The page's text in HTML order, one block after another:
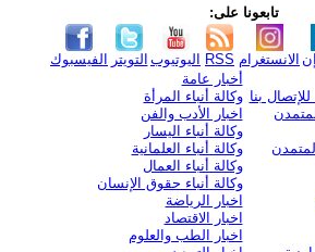
تابعونا على:
الفيسبوك التويتر اليوتيوب RSS الانستغرام
بنا
أخبار عامة
وكالة أنباء المرأة
اخبار الأدب والفن
وكالة أنباء اليسار
وكالة أنباء العلمانية
وكالة أنباء العمال
وكالة أنباء حقوق الإنسان
اخبار الرياضة
اخبار الاقتصاد
اخبار الطب والعلوم